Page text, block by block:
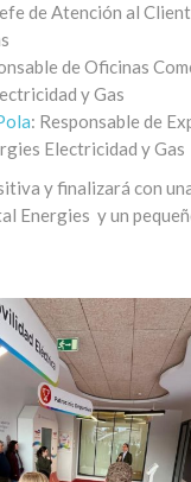
de Atención al
de Oficinas
y Gas
: Responsable de
Electricidad y Gas
y finalizará con
Energies y un